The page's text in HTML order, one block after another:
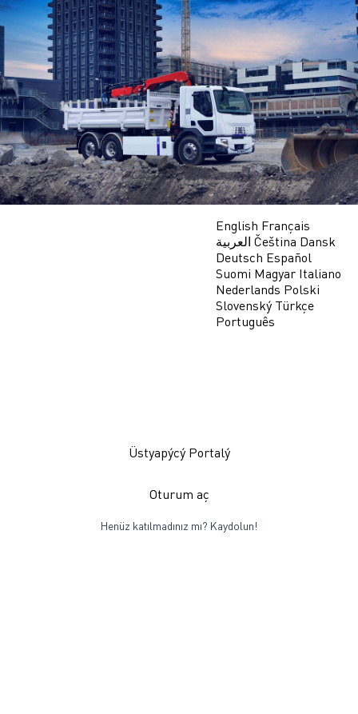
Skip
to
content
English Français
Čeština Dansk
Deutsch Español
Suomi Magyar Italiano
Nederlands Polski
Slovenský Türkçe
Português
Üstyapýcý Portalý
Oturum aç
Henüz katılmadınız mı? Kaydolun!